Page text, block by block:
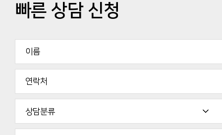
빠른 상담 신청